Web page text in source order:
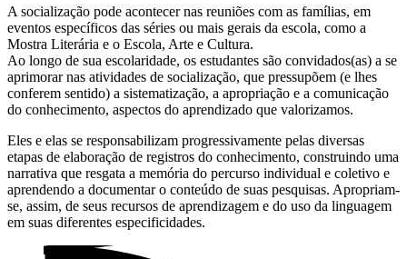
A socialização pode acontecer nas reuniões com as famílias, em
eventos específicos das séries ou mais gerais da escola, como a
Mostra Literária e o Escola, Arte e Cultura.
Ao longo de sua escolaridade, os estudantes são convidados(as) a se
aprimorar nas atividades de socialização, que pressupõem (e lhes
conferem sentido) a sistematização, a apropriação e a comunicação
do conhecimento, aspectos do aprendizado que valorizamos.
Eles e elas se responsabilizam progressivamente pelas diversas
etapas de elaboração de registros do conhecimento, construindo uma
narrativa que resgata a memória do percurso individual e coletivo e
aprendendo a documentar o conteúdo de suas pesquisas. Apropriam-
se, assim, de seus recursos de aprendizagem e do uso da linguagem
em suas diferentes especificidades.